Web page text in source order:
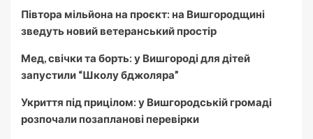
Півтора мільйона на проєкт: на Вишгородщині
зведуть новий ветеранський простір
Мед, свічки та борть: у Вишгороді для дітей
запустили “Школу бджоляра”
Укриття під прицілом: у Вишгородській громаді
розпочали позапланові перевірки